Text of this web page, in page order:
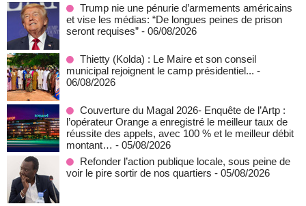
Trump nie une pénurie d’armements américains
et vise les médias: “De longues peines de prison
seront requises” - 06/08/2026
‎Thietty (Kolda) : Le Maire et son conseil
municipal rejoignent le camp présidentiel... -
06/08/2026
Couverture du Magal 2026- Enquête de l’Artp :
l’opérateur Orange a enregistré le meilleur taux de
réussite des appels, avec 100 % et le meilleur débit
montant… - 05/08/2026
Refonder l’action publique locale, sous peine de
voir le pire sortir de nos quartiers - 05/08/2026